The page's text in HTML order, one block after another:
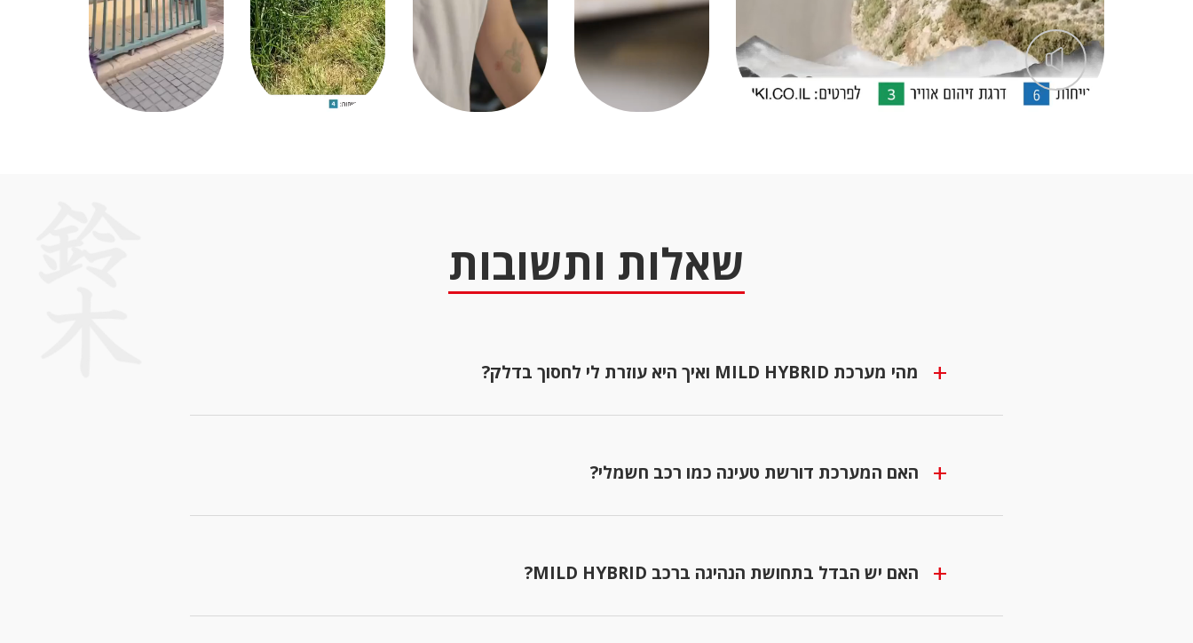
שאלות ותשובות
מהי מערכת MILD HYBRID ואיך היא עוזרת לי לחסוך בדלק?
מערכת MILD HYBRID היא טכנולוגיה חדשנית המשלבת מנוע בנזין עם מנוע חשמלי קטן. המערכת
אוגרת אנרגיה בזמן בלימה ומשתמשת בה לסיוע בהאצה הבאה.
האם המערכת דורשת טעינה כמו רכב חשמלי?
לא, מערכת MILD HYBRID טוענת את עצמה באופן אוטומטי במהלך הנסיעה ואינה דורשת טעינה
האם יש הבדל בתחושת הנהיגה ברכב MILD HYBRID?
ההבדל העיקרי שתרגישו הוא תאוצה חלקה יותר והתנעה שקטה יותר. המערכת החשמלית מסייעת